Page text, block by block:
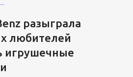
разыграла
любителей
игрушечные